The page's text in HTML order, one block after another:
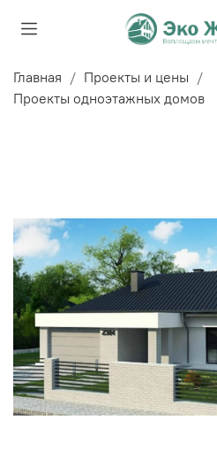
Главная
Проекты и цены
Проекты одноэтажных домов